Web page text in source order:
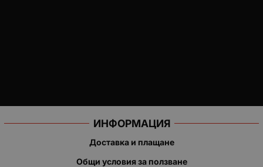
ИНФОРМАЦИЯ
Доставка и плащане
Общи условия за ползване